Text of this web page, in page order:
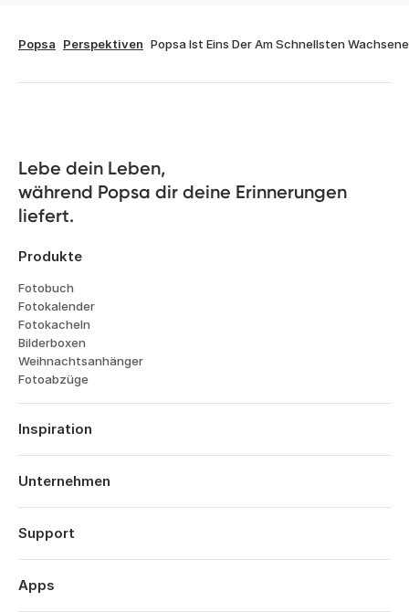
Popsa Perspektiven Popsa Ist Eins Der Am Schnellsten
Lebe dein Leben,
während Popsa dir deine Erinnerungen
liefert.
Produkte
Fotobuch
Fotokalender
Fotokacheln
Bilderboxen
Weihnachtsanhänger
Fotoabzüge
Inspiration
Reisen
Hochzeiten
Jahrestage
Valentinstag
Unternehmen
Über Popsa
Funktionen
Affiliates
Support
Anmelden
Bestellverlauf
Apps